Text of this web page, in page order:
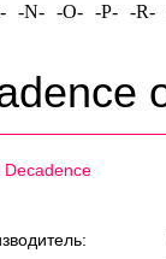
-N- -O- -P- -R-
Decadence